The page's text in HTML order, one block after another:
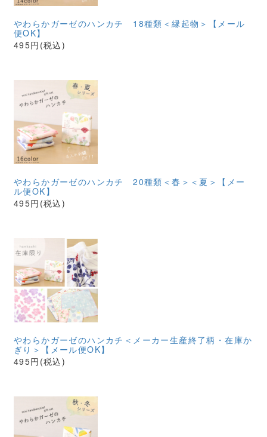
やわらかガーゼのハンカチ 18種類＜縁起物＞【メール
便OK】
495円(税込)
やわらかガーゼのハンカチ 20種類＜春＞＜夏＞【メー
ル便OK】
495円(税込)
やわらかガーゼのハンカチ＜メーカー生産終了柄・在庫か
ぎり＞【メール便OK】
495円(税込)